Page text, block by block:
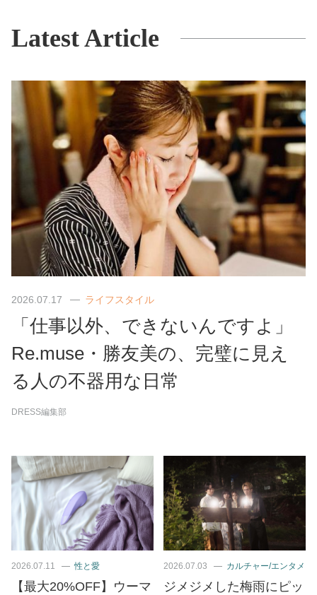
Latest Article
2026.07.17 ライフスタイル
「仕事以外、できないんですよ」
Re.muse・勝友美の、完璧に見え
る人の不器用な日常
DRESS編集部
2026.07.11 性と愛
【最大20%OFF】ウーマ
2026.07.03 カルチャー/エンタメ
ジメジメした梅雨にピッ